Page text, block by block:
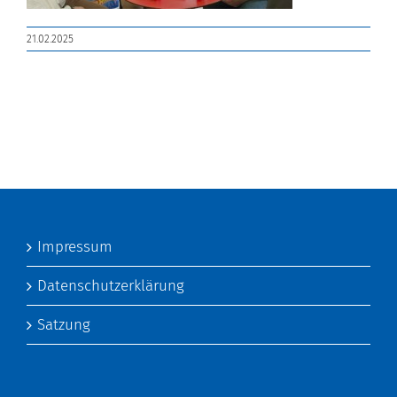
21.02.2025
Impressum
Datenschutzerklärung
Satzung